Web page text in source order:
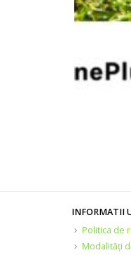
INFORMATII
Politica de
Modalități